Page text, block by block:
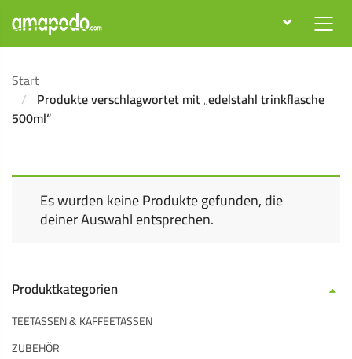
Start
Produkte verschlagwortet mit „edelstahl trinkflasche
500ml“
Es wurden keine Produkte gefunden, die
deiner Auswahl entsprechen.
Produktkategorien
TEETASSEN & KAFFEETASSEN
ZUBEHÖR